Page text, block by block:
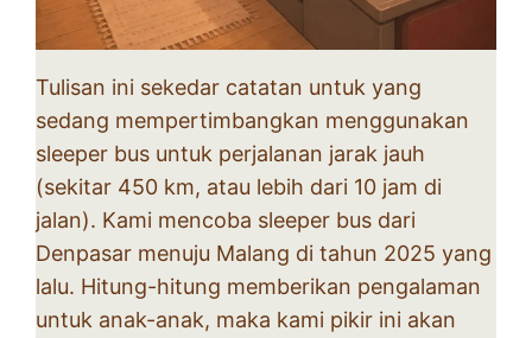
Tulisan ini sekedar catatan untuk yang
sedang mempertimbangkan menggunakan
sleeper bus untuk perjalanan jarak jauh
(sekitar 450 km, atau lebih dari 10 jam di
jalan). Kami mencoba sleeper bus dari
Denpasar menuju Malang di tahun 2025 yang
lalu. Hitung-hitung memberikan pengalaman
untuk anak-anak, maka kami pikir ini akan